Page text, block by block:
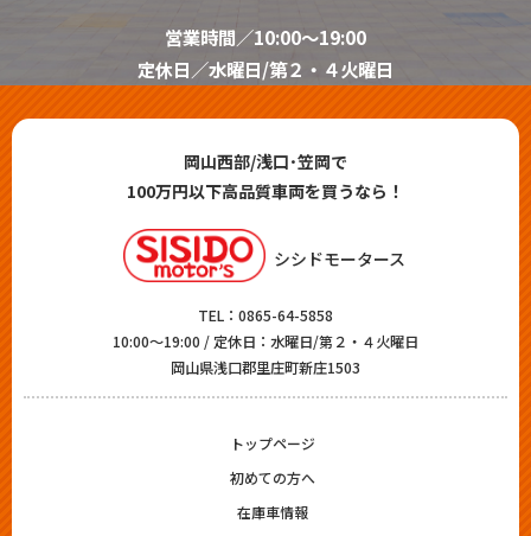
営業時間／10:00～19:00
定休日／水曜日/第２・４火曜日
岡山西部/浅口･笠岡で
100万円以下高品質車両を買うなら！
シシドモータース
TEL： 0865-64-5858
10:00～19:00 / 定休日：水曜日/第２・４火曜日
岡山県浅口郡里庄町新庄1503
トップページ
初めての方へ
在庫車情報